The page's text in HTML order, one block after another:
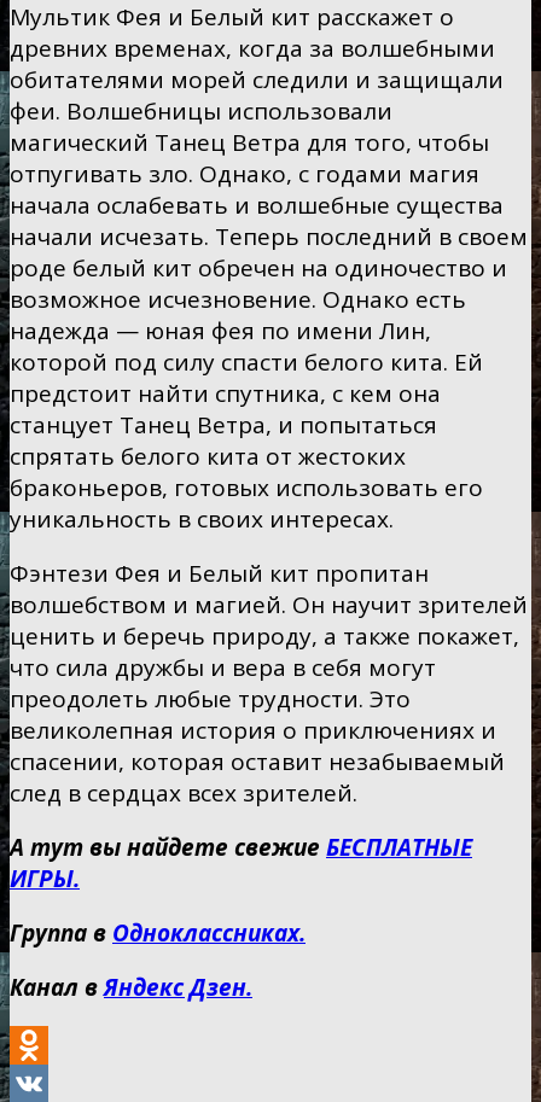
Мультик Фея и Белый кит расскажет о
древних временах, когда за волшебными
обитателями морей следили и защищали
феи. Волшебницы использовали
магический Танец Ветра для того, чтобы
отпугивать зло. Однако, с годами магия
начала ослабевать и волшебные существа
начали исчезать. Теперь последний в своем
роде белый кит обречен на одиночество и
возможное исчезновение. Однако есть
надежда — юная фея по имени Лин,
которой под силу спасти белого кита. Ей
предстоит найти спутника, с кем она
станцует Танец Ветра, и попытаться
спрятать белого кита от жестоких
браконьеров, готовых использовать его
уникальность в своих интересах.
Фэнтези Фея и Белый кит пропитан
волшебством и магией. Он научит зрителей
ценить и беречь природу, а также покажет,
что сила дружбы и вера в себя могут
преодолеть любые трудности. Это
великолепная история о приключениях и
спасении, которая оставит незабываемый
след в сердцах всех зрителей.
А тут вы найдете свежие БЕСПЛАТНЫЕ
ИГРЫ.
Группа в Одноклассниках.
Канал вЯндекс Дзен.
Odnoklassniki